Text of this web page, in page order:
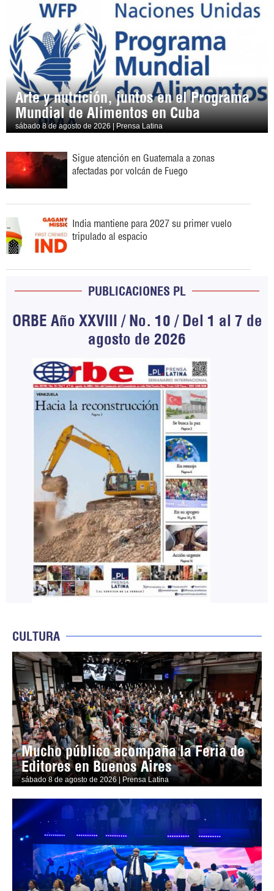
Arte y nutrición, juntos en el Programa
Mundial de Alimentos en Cuba
sábado 8 de agosto de 2026 | Prensa Latina
Sigue atención en Guatemala a zonas
afectadas por volcán de Fuego
India mantiene para 2027 su primer vuelo
tripulado al espacio
PUBLICACIONES PL
ORBE Año XXVIII / No. 10 / Del 1 al 7 de
agosto de 2026
CULTURA
Mucho público acompaña la Feria de
Editores en Buenos Aires
sábado 8 de agosto de 2026 | Prensa Latina